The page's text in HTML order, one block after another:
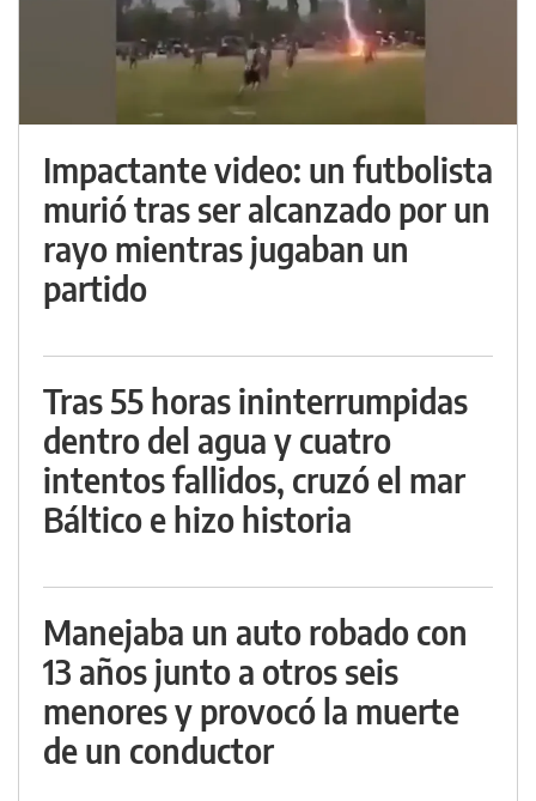
Impactante video: un futbolista
murió tras ser alcanzado por un
rayo mientras jugaban un
partido
Tras 55 horas ininterrumpidas
dentro del agua y cuatro
intentos fallidos, cruzó el mar
Báltico e hizo historia
Manejaba un auto robado con
13 años junto a otros seis
menores y provocó la muerte
de un conductor